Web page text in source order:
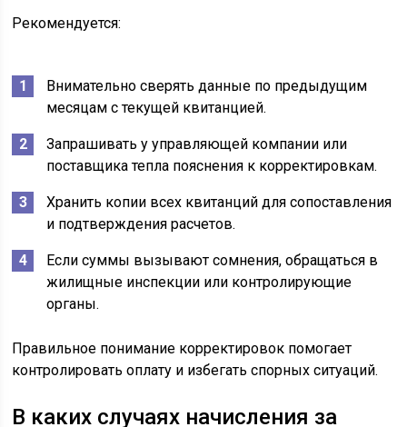
Рекомендуется:
Внимательно сверять данные по предыдущим
месяцам с текущей квитанцией.
Запрашивать у управляющей компании или
поставщика тепла пояснения к корректировкам.
Хранить копии всех квитанций для сопоставления
и подтверждения расчетов.
Если суммы вызывают сомнения, обращаться в
жилищные инспекции или контролирующие
органы.
Правильное понимание корректировок помогает
контролировать оплату и избегать спорных ситуаций.
В каких случаях начисления за